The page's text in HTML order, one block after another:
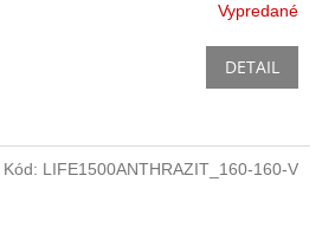
Vypredané
DETAIL
Kód: LIFE1500ANTHRAZIT_160-160-V